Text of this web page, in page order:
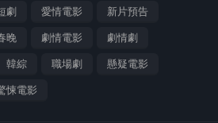
劇 愛情電影 新片預告
晚 劇情電影 劇情劇
韓綜 職場劇 懸疑電影
悚電影